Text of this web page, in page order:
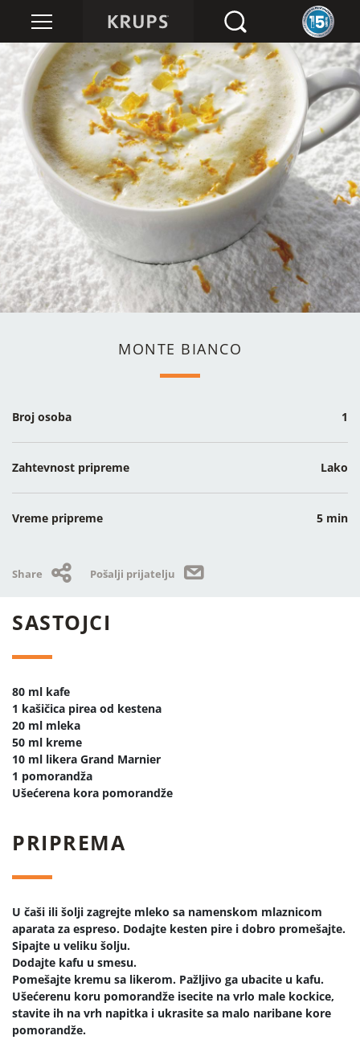
MONTE BIANCO
Broj osoba 1
Zahtevnost pripreme Lako
Vreme pripreme 5 min
Share Pošalji prijatelju
SASTOJCI
80 ml kafe
1 kašičica pirea od kestena
20 ml mleka
50 ml kreme
10 ml likera Grand Marnier
1 pomorandža
Ušećerena kora pomorandže
PRIPREMA
U čaši ili šolji zagrejte mleko sa namenskom mlaznicom
aparata za espreso. Dodajte kesten pire i dobro promešajte.
Sipajte u veliku šolju.
Dodajte kafu u smesu.
Pomešajte kremu sa likerom. Pažljivo ga ubacite u kafu.
Ušećerenu koru pomorandže isecite na vrlo male kockice,
stavite ih na vrh napitka i ukrasite sa malo naribane kore
pomorandže.